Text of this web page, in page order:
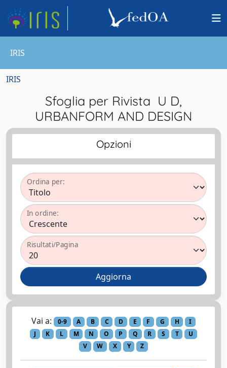
IRIS
IRIS
Sfoglia per Rivista U D,
URBANFORM AND DESIGN
Opzioni
Ordina per:
In ordine:
Risultati/Pagina
Vai a: 0-9 A B C D E F G H
I
J
K L M N O P Q R S T
U
V
W X Y Z